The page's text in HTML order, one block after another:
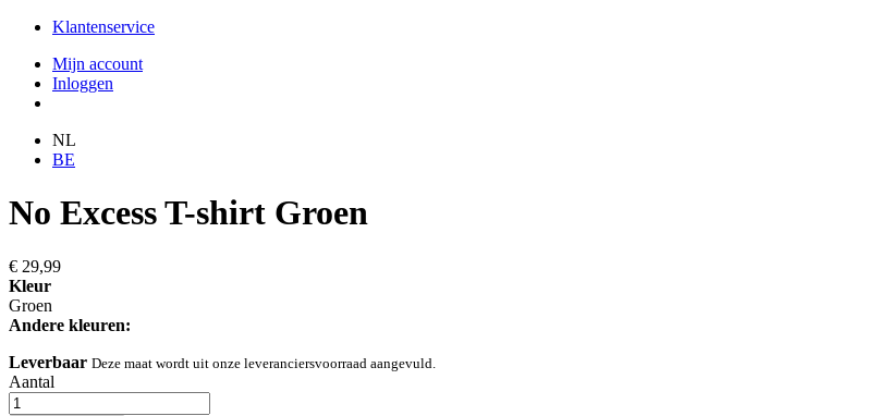
Klantenservice
Mijn account
Inloggen
NL
BE
No Excess T-shirt Groen
€ 29,99
Kleur
Groen
Andere kleuren:
Leverbaar Deze maat wordt uit onze leveranciersvoorraad aangevuld.
Aantal